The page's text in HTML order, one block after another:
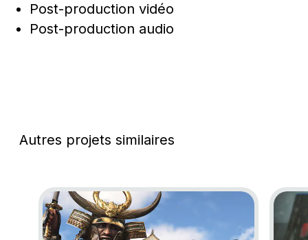
Post-production vidéo
Post-production audio
Autres projets similaires
Go to project Assassin’s Creed Shadows Go to